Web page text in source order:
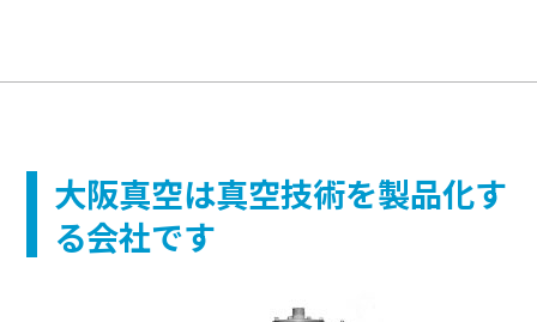
大阪真空は真空技術を製品化す
る会社です